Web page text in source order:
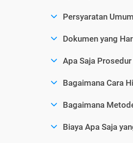
Persyaratan
Dokumen yang
Apa Saja
Bagaimana Cara
Bagaimana
Biaya Apa Saja